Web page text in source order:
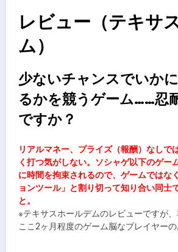
レビュー（テキサ
ム）
少ないチャンスでいか
るかを競うゲーム……忍
ですか？
リアルマネー、プライズ（報酬）なしで
く打つ気がしない。ソシャゲ以下のゲー
に時間を拘束されるので、ゲームではな
ョンツール」と割り切って知り合い同士
と。
※テキサスホールデムのレビューですが
ここ2ヶ月程度のゲーム脳なプレイヤーの